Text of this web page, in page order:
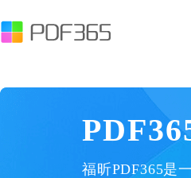
福昕PDF365是